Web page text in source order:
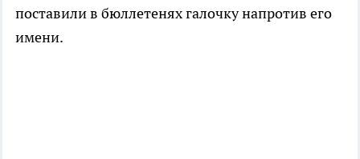
поставили в бюллетенях галочку напротив его
имени.